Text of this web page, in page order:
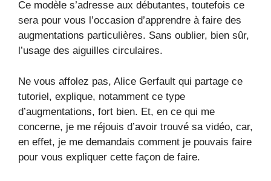
Ce modèle s’adresse aux débutantes, toutefois ce
sera pour vous l’occasion d’apprendre à faire des
augmentations particulières. Sans oublier, bien sûr,
l’usage des aiguilles circulaires.
Ne vous affolez pas, Alice Gerfault qui partage ce
tutoriel, explique, notamment ce type
d’augmentations, fort bien. Et, en ce qui me
concerne, je me réjouis d’avoir trouvé sa vidéo, car,
en effet, je me demandais comment je pouvais faire
pour vous expliquer cette façon de faire.